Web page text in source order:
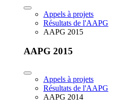
Appels à projets
Résultats de l'AAPG
AAPG 2015
AAPG 2015
Appels à projets
Résultats de l'AAPG
AAPG 2014